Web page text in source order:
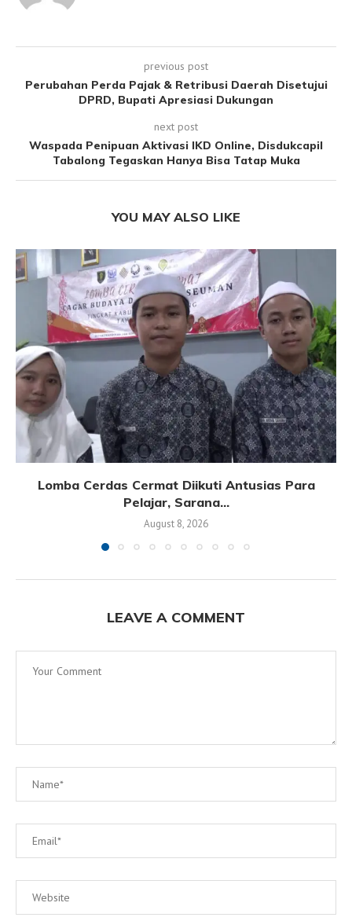
previous post
Perubahan Perda Pajak & Retribusi Daerah Disetujui
DPRD, Bupati Apresiasi Dukungan
next post
Waspada Penipuan Aktivasi IKD Online, Disdukcapil
Tabalong Tegaskan Hanya Bisa Tatap Muka
YOU MAY ALSO LIKE
Lomba Cerdas Cermat Diikuti Antusias Para
Pelajar, Sarana...
August 8, 2026
LEAVE A COMMENT